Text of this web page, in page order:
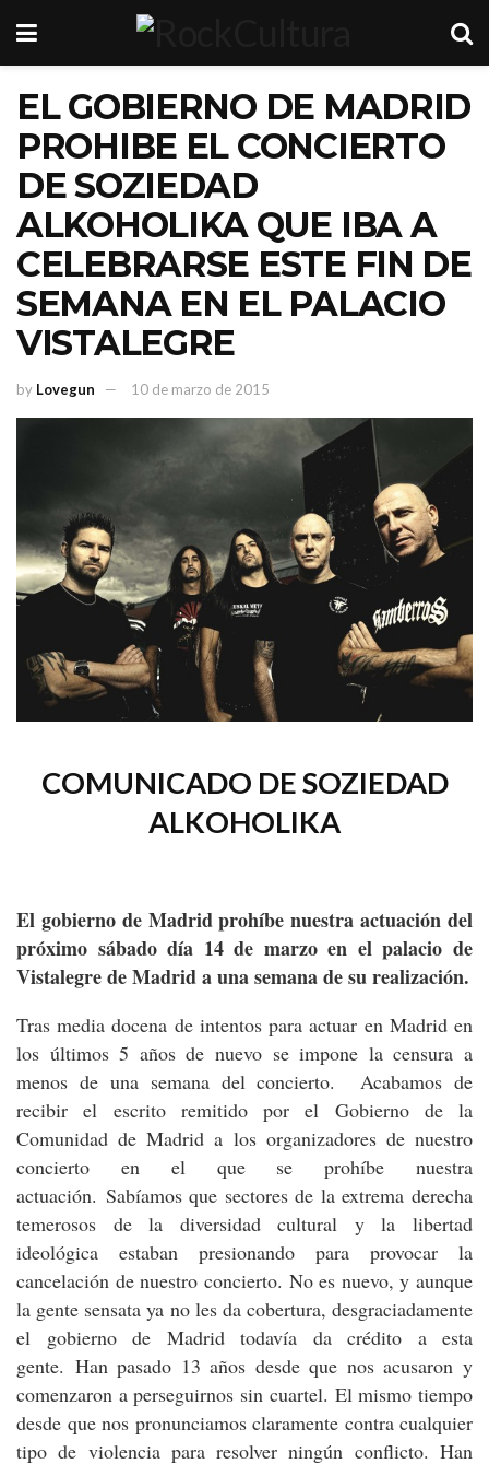
EL GOBIERNO DE MADRID
PROHIBE EL CONCIERTO
DE SOZIEDAD
ALKOHOLIKA QUE IBA A
CELEBRARSE ESTE FIN DE
SEMANA EN EL PALACIO
VISTALEGRE
by Lovegun 10 de marzo de 2015
COMUNICADO DE SOZIEDAD
ALKOHOLIKA
El gobierno de Madrid prohíbe nuestra actuación del
próximo sábado día 14 de marzo en el palacio de
Vistalegre de Madrid a una semana de su realización.
Tras media docena de intentos para actuar en Madrid en
los últimos 5 años de nuevo se impone la censura a
menos de una semana del concierto. Acabamos de
recibir el escrito remitido por el Gobierno de la
Comunidad de Madrid a los organizadores de nuestro
concierto en el que se prohíbe nuestra
actuación. Sabíamos que sectores de la extrema derecha
temerosos de la diversidad cultural y la libertad
ideológica estaban presionando para provocar la
cancelación de nuestro concierto. No es nuevo, y aunque
la gente sensata ya no les da cobertura, desgraciadamente
el gobierno de Madrid todavía da crédito a esta
gente. Han pasado 13 años desde que nos acusaron y
comenzaron a perseguirnos sin cuartel. El mismo tiempo
desde que nos pronunciamos claramente contra cualquier
tipo de violencia para resolver ningún conflicto. Han